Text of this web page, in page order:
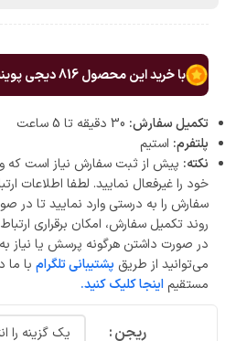
با خرید این محصول816دیجی
تکمیل سفارش:
پلتفرم: استیم
نکته: پیش از ثبت سفارش نیاز است که
خود را غیرفعال نمایید. لطفا اطلاعات
سفارش را به درستی وارد نمایید تا در
روند تکمیل سفارش، امکان برقراری
در صورت داشتن هرگونه پرسش یا نیاز
می‌توانید از طریق پشتیبانی تلگرام با ما
مستقیم اینجا کلیک کنید.
ریجن